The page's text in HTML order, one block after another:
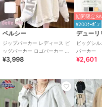
ベルシー
ジップパーカー レディース ビ
ッグパーカー ロゴパーカー ジ
ップアップ オーバーサイズ 春
¥3,998
期間限定
¥200ｸｰﾎﾟﾝ
デューリ
ビッグシ
パーカー
¥2,601